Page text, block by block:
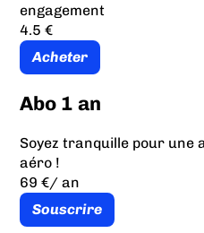
engagement
4.5 €
Acheter
Abo 1 an
Soyez tranquille pour une
aéro !
69 €/ an
Souscrire